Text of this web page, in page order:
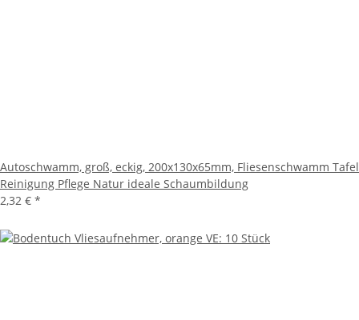
Autoschwamm, groß, eckig, 200x130x65mm, Fliesenschwamm Tafel
Reinigung Pflege Natur ideale Schaumbildung
2,32 € *